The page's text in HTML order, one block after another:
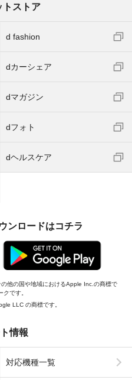
トストア
d fashion
dカーシェア
dマガジン
dフォト
dヘルスケア
ンロードはコチラ
他の国や地域におけるApple Inc.の商標で
です。
LLC の商標です。
情報
対応機種一覧